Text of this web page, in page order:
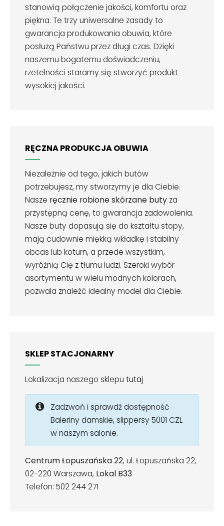
stanowią połączenie jakości, komfortu oraz
piękna. Te trzy uniwersalne zasady to
gwarancja produkowania obuwia, które
posłużą Państwu przez długi czas. Dzięki
naszemu bogatemu doświadczeniu,
rzetelności staramy się stworzyć produkt
wysokiej jakości.
RĘCZNA PRODUKCJA OBUWIA
Niezależnie od tego, jakich butów
potrzebujesz, my stworzymy je dla Ciebie.
Nasze ręcznie robione skórzane buty za
przystępną cenę, to gwarancja zadowolenia.
Nasze buty dopasują się do kształtu stopy,
mają cudownie miękką wkładkę i stabilny
obcas lub koturn, a przede wszystkim,
wyróżnią Cię z tłumu ludzi. Szeroki wybór
asortymentu w wielu modnych kolorach,
pozwala znaleźć idealny model dla Ciebie.
SKLEP STACJONARNY
Lokalizacja naszego sklepu tutaj
Zadzwoń i sprawdź dostępność
Baleriny damskie, slippersy 5001 CZL
w naszym salonie.
Centrum Łopuszańska 22, ul. Łopuszańska 22,
02-220 Warszawa, Lokal B33
Telefon: 502 244 271